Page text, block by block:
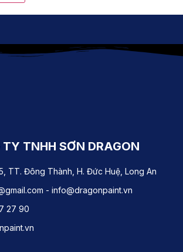
TY TNHH SƠN DRAGON
TT. Đông Thành, H. Đức Huệ, Long An
- info@dragonpaint.vn
27 90